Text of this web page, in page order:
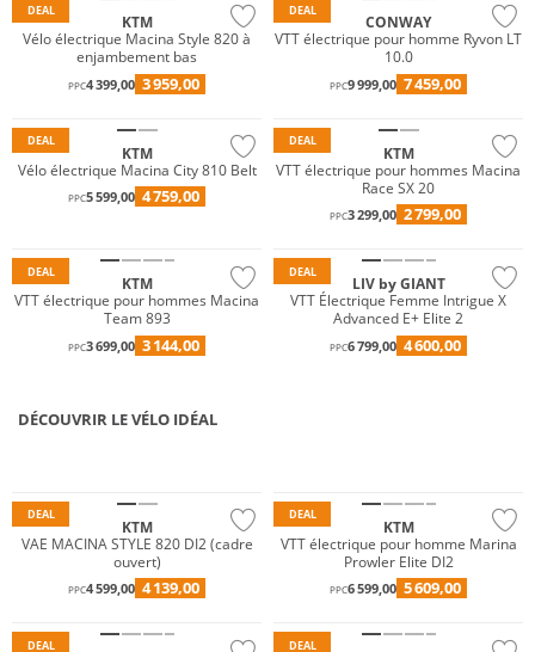
DEAL
KTM
Vélo électrique Macina Style 820 à
enjambement bas
PPC4 399,00 3 959,00
DEAL
CONWAY
VTT électrique pour homme Ryvon LT
10.0
PPC9 999,00 7 459,00
DEAL
KTM
Vélo électrique Macina City 810 Belt
PPC5 599,00 4 759,00
DEAL
KTM
VTT électrique pour hommes Macina
Race SX 20
PPC3 299,00 2 799,00
DEAL
KTM
VTT électrique pour hommes Macina
Team 893
PPC3 699,00 3 144,00
DEAL
LIV by GIANT
VTT Électrique Femme Intrigue X
Advanced E+ Elite 2
PPC6 799,00 4 600,00
DÉCOUVRIR LE VÉLO IDÉAL
DEAL
KTM
VAE MACINA STYLE 820 DI2 (cadre
ouvert)
PPC4 599,00 4 139,00
DEAL
KTM
VTT électrique pour homme Marina
Prowler Elite DI2
PPC6 599,00 5 609,00
DEAL DEAL